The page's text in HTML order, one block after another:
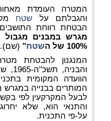
המטרה העומדת
והגבלתם על שטח
הבטחת רווחת
מגרש במבנים מגבול
100% של ה
שטח" (שם).
המנגנון להבטחת
הוועדה המקומית
המותרים בבנייה במגרש
לבעל המקרקעין לפי
והתנאי הוא, שלא
על-פי התכנית.